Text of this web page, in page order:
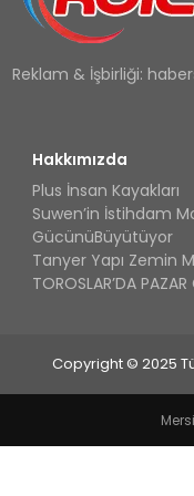
Reklam & İşbirliği:
Hakkımızda
Plus İnsan Kayakları
Suwen’in İstihdam
GücünüBüyütüyor
Tanyer Yapı Zemin
TOROSLAR’DA PAZAR
Copyright © 2025